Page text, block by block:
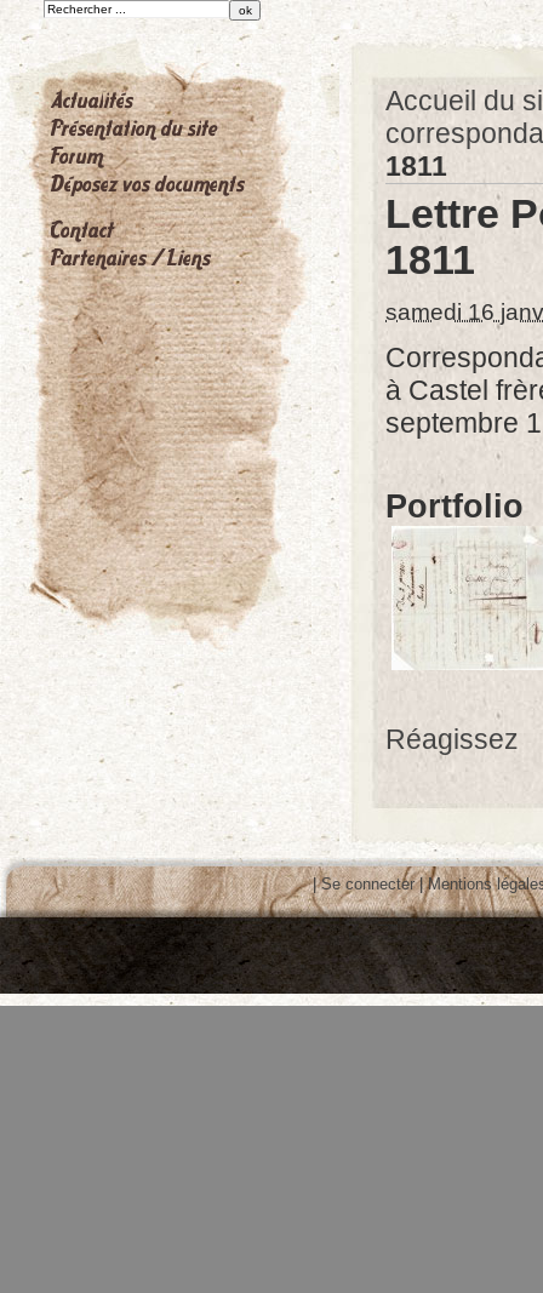
Accueil du
1811
Lettre
1811
samedi 16
à Castel
septembre
Portfolio
Réagissez
|Se connecter|Mentions